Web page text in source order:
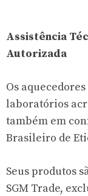
Assistência
Autorizada
Os
laboratórios
também em
Brasileiro de
Seus produtos
SGM Trade,